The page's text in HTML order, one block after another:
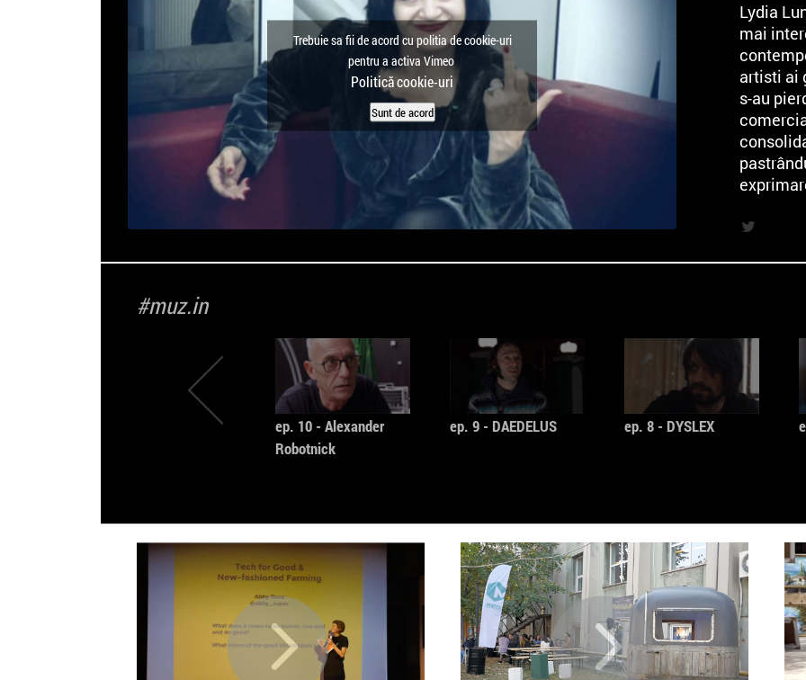
Trebuie sa fii de acord cu politia de cookie-uri
pentru a activa Vimeo
Politică cookie-uri
Sunt de acord
Lydia
mai
artisti ai
s-au
Lydia
the
miscarii
Sexy
mare
faca
#muz.in
ep. 10 - Alexander
Robotnick
ep. 9 - DAEDELUS ep. 8 - DYSLEX